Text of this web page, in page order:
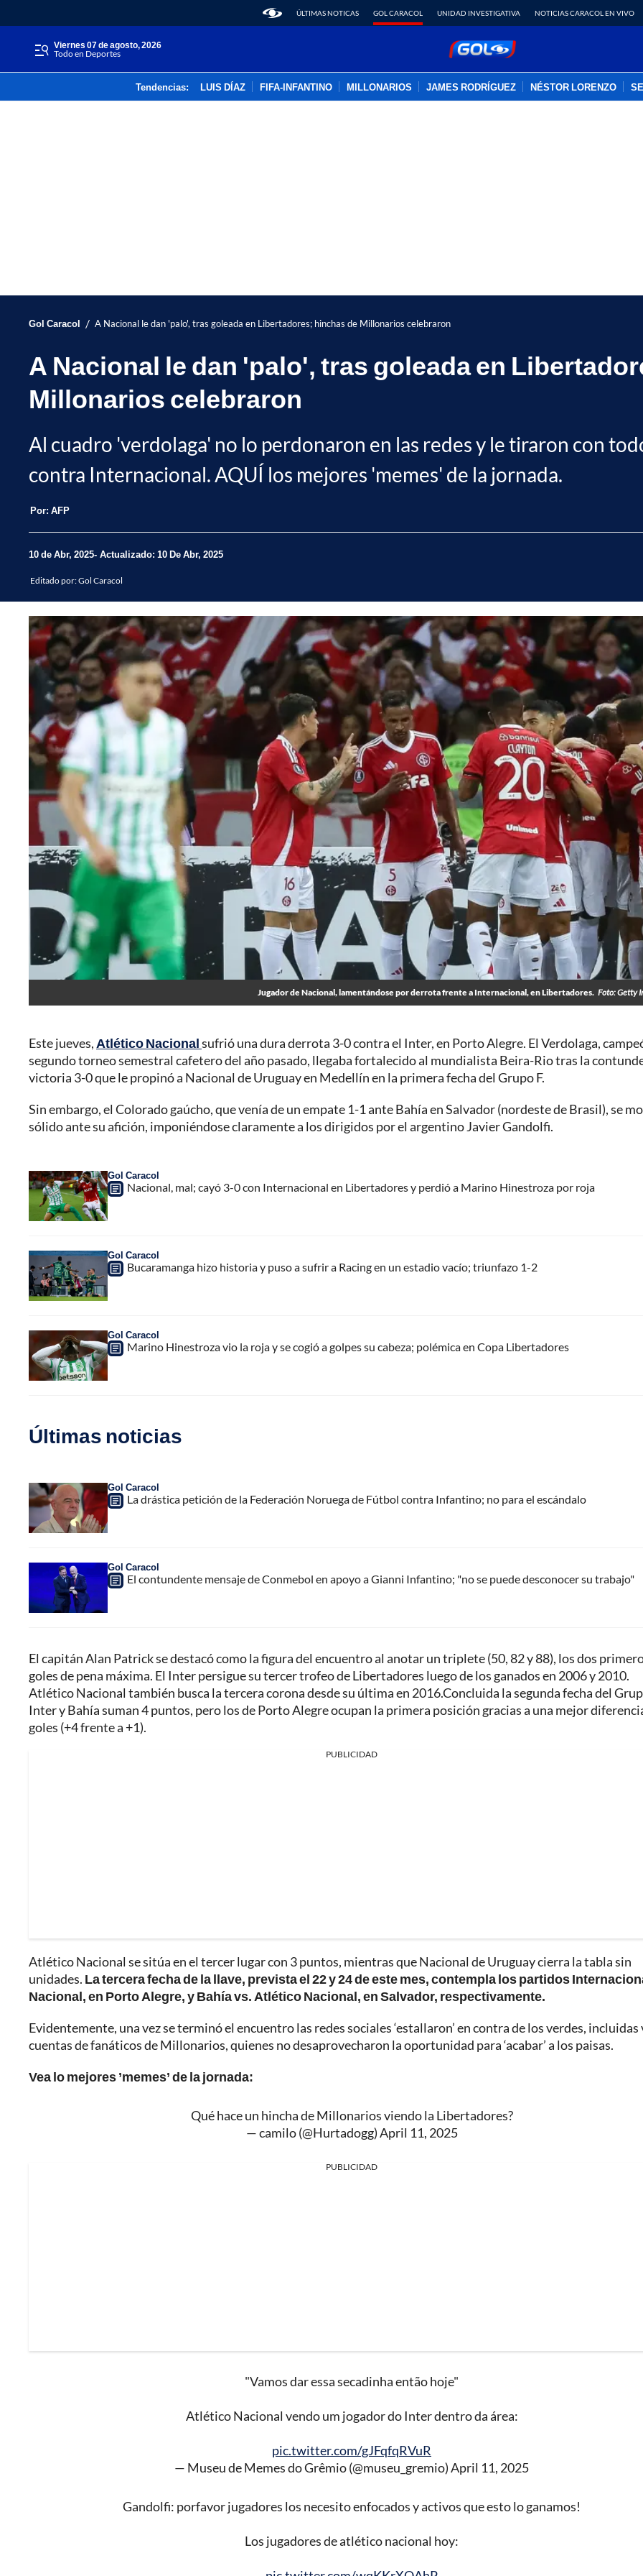
ÚLTIMAS NOTICAS GOL CARACOL UNIDAD INVESTIGATIVA NOTICIAS CARACOL EN VIVO
viernes 07 de agosto, 2026
Todo en Deportes
Tendencias: LUIS DÍAZ FIFA-INFANTINO MILLONARIOS JAMES RODRÍGUEZ NÉSTOR LORENZO
Gol Caracol / A Nacional le dan 'palo', tras goleada en Libertadores; hinchas de Millonarios celebraron
A Nacional le dan 'palo', tras goleada en
Millonarios celebraron
Al cuadro 'verdolaga' no lo perdonaron en las redes y le tiraron con
contra Internacional. AQUÍ los mejores 'memes' de la jornada.
Por: AFP
10 de Abr, 2025 Actualizado: 10 De Abr, 2025
Editado por:Gol Caracol
Jugador de Nacional, lamentándose por derrota frente a Internacional, en Libertadores. Foto: Getty
Este jueves, Atlético Nacionalsufrió una dura derrota 3-0 contra el Inter, en Porto Alegre. El Verdolaga,
segundo torneo semestral cafetero del año pasado, llegaba fortalecido al mundialista Beira-Rio tras la
victoria 3-0 que le propinó a Nacional de Uruguay en Medellín en la primera fecha del Grupo F.
Sin embargo, el Colorado gaúcho, que venía de un empate 1-1 ante Bahía en Salvador (nordeste de Brasil), se
sólido ante su afición, imponiéndose claramente a los dirigidos por el argentino Javier Gandolfi.
Gol Caracol
Nacional, mal; cayó 3-0 con Internacional en Libertadores y perdió a Marino Hinestroza por roja
Gol Caracol
Bucaramanga hizo historia y puso a sufrir a Racing en un estadio vacío; triunfazo 1-2
Gol Caracol
Marino Hinestroza vio la roja y se cogió a golpes su cabeza; polémica en Copa Libertadores
Últimas noticias
Gol Caracol
La drástica petición de la Federación Noruega de Fútbol contra Infantino; no para el escándalo
Gol Caracol
El contundente mensaje de Conmebol en apoyo a Gianni Infantino; "no se puede desconocer su trabajo"
El capitán Alan Patrick se destacó como la figura del encuentro al anotar un triplete (50, 82 y 88), los dos
goles de pena máxima. El Inter persigue su tercer trofeo de Libertadores luego de los ganados en 2006 y 2010.
Atlético Nacional también busca la tercera corona desde su última en 2016.Concluida la segunda fecha del
Inter y Bahía suman 4 puntos, pero los de Porto Alegre ocupan la primera posición gracias a una mejor
goles (+4 frente a +1).
PUBLICIDAD
Atlético Nacional se sitúa en el tercer lugar con 3 puntos, mientras que Nacional de Uruguay cierra la tabla sin
unidades. La tercera fecha de la llave, prevista el 22 y 24 de este mes, contempla los partidos
Nacional, en Porto Alegre, y Bahía vs. Atlético Nacional, en Salvador, respectivamente.
Evidentemente, una vez se terminó el encuentro las redes sociales ‘estallaron’ en contra de los verdes, incluidas
cuentas de fanáticos de Millonarios, quienes no desaprovecharon la oportunidad para ‘acabar’ a los paisas.
Vea lo mejores ’memes’ de la jornada:
Qué hace un hincha de Millonarios viendo la Libertadores?
— camilo (@Hurtadogg)April 11, 2025
PUBLICIDAD
"Vamos dar essa secadinha então hoje"
Atlético Nacional vendo um jogador do Inter dentro da área:
pic.twitter.com/gJFqfqRVuR
— Museu de Memes do Grêmio (@museu_gremio)April 11, 2025
Gandolfi: porfavor jugadores los necesito enfocados y activos que esto lo ganamos!
Los jugadores de atlético nacional hoy: